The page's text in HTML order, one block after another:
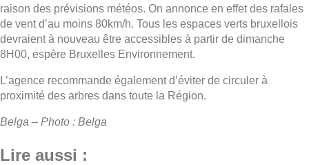
raison des prévisions météos. On annonce en effet des rafales
de vent d’au moins 80km/h. Tous les espaces verts bruxellois
devraient à nouveau être accessibles à partir de dimanche
8H00, espère Bruxelles Environnement.
L’agence recommande également d’éviter de circuler à
proximité des arbres dans toute la Région.
Belga – Photo : Belga
Lire aussi :